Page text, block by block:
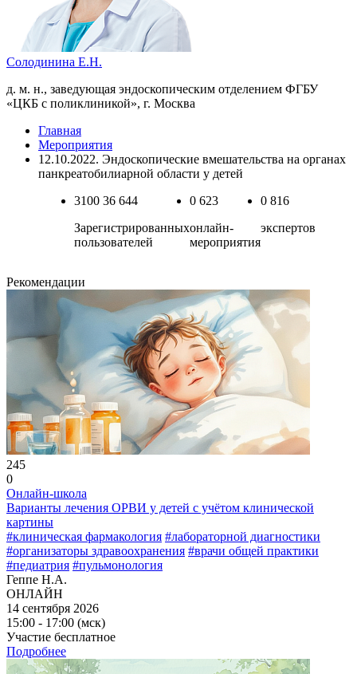
Солодинина Е.Н.
д. м. н., заведующая эндоскопическим отделением ФГБУ
«ЦКБ с поликлиникой», г. Москва
Главная
Мероприятия
12.10.2022. Эндоскопические вмешательства на органах
панкреатобилиарной области у детей
3100 36 644
Зарегистрированных
пользователей
0 623
онлайн-
мероприятия
0 816
экспертов
Рекомендации
245
0
Онлайн-школа
Варианты лечения ОРВИ у детей с учётом клинической
картины
#клиническая фармакология #лабораторной диагностики
#организаторы здравоохранения #врачи общей практики
#педиатрия #пульмонология
Геппе Н.А.
ОНЛАЙН
14 сентября 2026
15:00 - 17:00 (мск)
Участие бесплатное
Подробнее